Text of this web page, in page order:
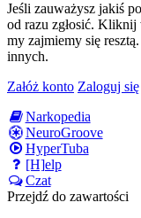
Jeśli zauważysz jakiś
od razu zgłosić.
my zajmiemy się
innych.
Załóż konto Zaloguj się
Narkopedia
NeuroGroove
HyperTuba
[H]elp
Czat
Przejdź do zawartości